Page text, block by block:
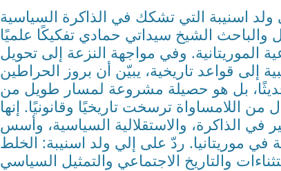
اسنيبة التي تشكك في الذاكرة السياسية
والباحث الشيخ سيداتي حمادي تفكيكًا علميًا
الموريتانية. وفي مواجهة النزعة إلى تحويل
إلى قواعد تاريخية، يبيّن أن بروز الحراطين
بل هو حصيلة مشروعة لمسار طويل من
اللامساواة ترسخت تاريخيًا وقانونيًا. إنها
في الذاكرة، والاستقلالية السياسية، وأسس
في موريتانيا. ردّ على إلي ولد اسنيبة: الخلط
والتاريخ الاجتماعي والتمثيل السياسي